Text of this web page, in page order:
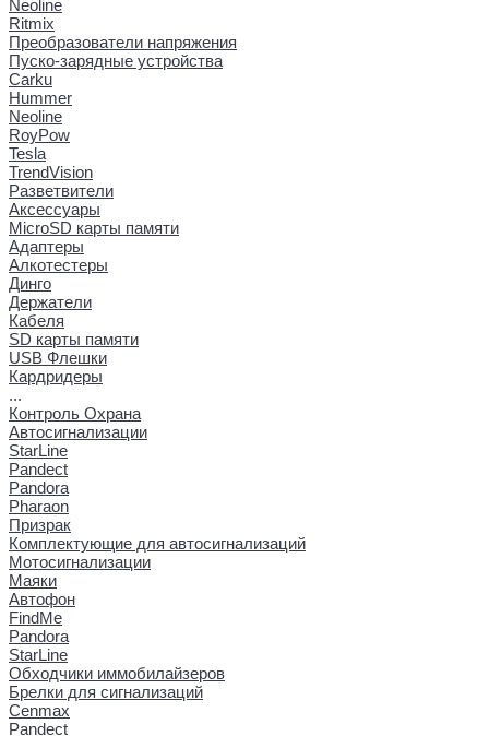
Neoline
Ritmix
Преобразователи напряжения
Пуско-зарядные устройства
Carku
Hummer
Neoline
RoyPow
Tesla
TrendVision
Разветвители
Аксессуары
MicroSD карты памяти
Адаптеры
Алкотестеры
Динго
Держатели
Кабеля
SD карты памяти
USB Флешки
Кардридеры
...
Контроль Охрана
Автосигнализации
StarLine
Pandect
Pandora
Pharaon
Призрак
Комплектующие для автосигнализаций
Мотосигнализации
Маяки
Автофон
FindMe
Pandora
StarLine
Обходчики иммобилайзеров
Брелки для сигнализаций
Cenmax
Pandect